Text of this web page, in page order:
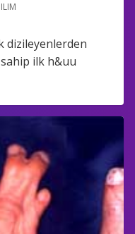
dizileyenlerden
ilk h&uu